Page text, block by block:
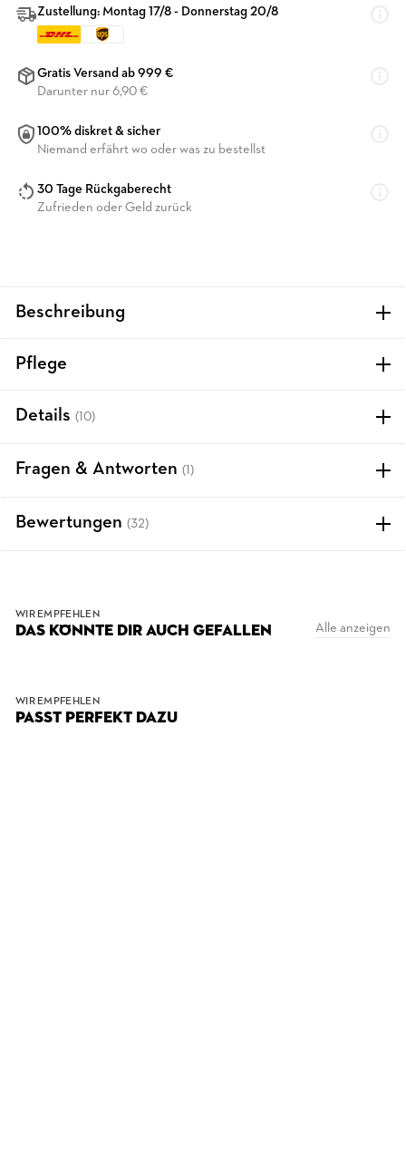
Zustellung: Montag 17/8 - Donnerstag 20/8
Gratis Versand ab 999 €
Darunter nur 6,90 €
100% diskret & sicher
Niemand erfährt wo oder was zu bestellst
30 Tage Rückgaberecht
Zufrieden oder Geld zurück
Beschreibung
Pflege
Details (10)
Fragen & Antworten (1)
Bewertungen (32)
WIR EMPFEHLEN
DAS KÖNNTE DIR AUCH GEFALLEN Alle anzeigen
WIR EMPFEHLEN
PASST PERFEKT DAZU